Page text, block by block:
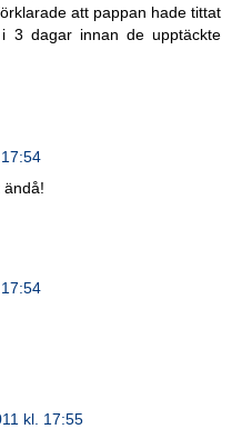
att pappan hade tittat
3 dagar innan de upptäckte
ändå!
kl. 17:55